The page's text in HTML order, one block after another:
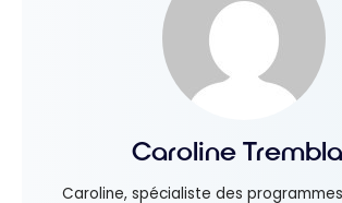
Caroline
Caroline, spécialiste des